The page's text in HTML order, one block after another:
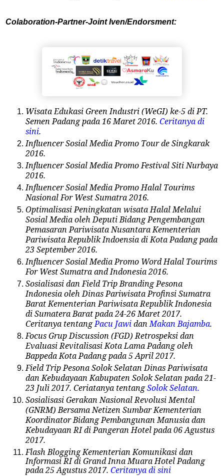
Colaboration-Partner-JointIven/Endorsment:
Wisata Edukasi Green Industri (WeGI) ke-5 di PT.
Semen Padang pada 16 Maret 2016. Ceritanya di
sini.
Influencer Sosial Media Promo Tour de Singkarak
2016.
Influencer Sosial Media Promo Festival Siti Nurbaya
2016.
Influencer Sosial Media Promo Halal Tourims
Nasional For West Sumatra 2016.
Optimalisasi Peningkatan wisata Halal Melalui
Sosial Media oleh Deputi Bidang Pengembangan
Pemasaran Pariwisata NusantaraKementerian
Pariwisata Republik Indoensia di Kota Padang pada
23 September 2016.
Influencer Sosial Media Promo Word Halal Tourims
For West Sumatra and Indonesia 2016.
Sosialisasi dan Field Trip Branding Pesona
Indonesia oleh Dinas Pariwisata Profinsi Sumatra
BaratKementerian Pariwisata Republik Indonesia
di Sumatera Barat pada 24-26 Maret 2017.
Ceritanya tentangPacu JawidanMakan Bajamba.
Focus Grup Discussion (FGD) Retrospeksi dan
Evaluasi Revitalisasi Kota Lama Padang oleh
Bappeda Kota Padang pada 5 April 2017.
Field Trip Pesona Solok Selatan Dinas Pariwisata
dan Kebudayaan Kabupaten Solok Selatan pada 21-
23 Juli 2017. Ceriatanya tentangSolok Selatan.
Sosialisasi Gerakan Nasional Revolusi Mental
(GNRM) Bersama Netizen Sumbar Kementerian
Koordinator Bidang Pembangunan Manusia dan
Kebudayaan RI di Pangeran Hotel pada 06 Agustus
2017.
Flash Blogging Kementerian Komunikasi dan
Informasi RI di Grand Inna Muara Hotel Padang
pada 25 Agustus 2017. Ceritanya di sini